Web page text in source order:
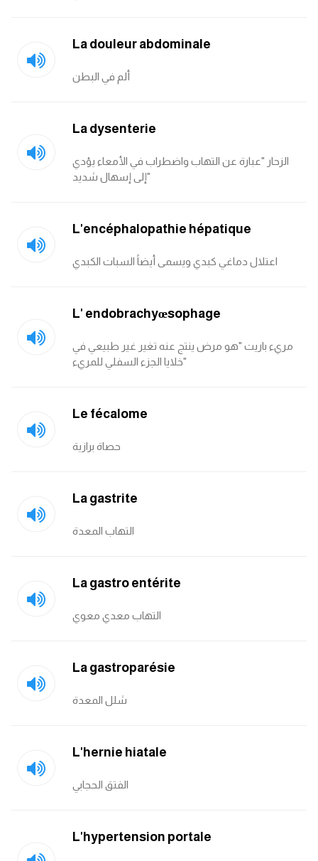
La douleur abdominale
ألم في البطن
La dysenterie
الزحار "عبارة عن التهاب واضطراب في الأمعاء يؤدي
إلى إسهال شديد"
L'encéphalopathie hépatique
اعتلال دماغي كبدي ويسمى أيضاً السبات الكبدي
L' endobrachyœsophage
مريء باريت "هو مرض ينتج عنه تغير غير طبيعي في
خلايا الجزء السفلي للمريء"
Le fécalome
حصاة برازية
La gastrite
التهاب المعدة
La gastro entérite
التهاب معدي معوي
La gastroparésie
شلل المعدة
L'hernie hiatale
الفتق الحجابي
L'hypertension portale